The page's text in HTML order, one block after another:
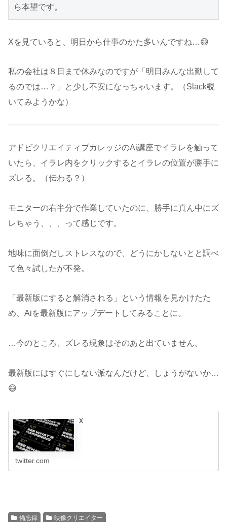
ら本望です。
Xを見ていると、明日から仕事のかた多いんですね…😅
私の会社は８日まで休みなのですが「明日みんな出勤して
るのでは…？」と少し不安になっちゃいます。（Slack覗
いてみようかな）
アドビクリエイティブカレッジのAi講座でイラレを触って
いたら、イラレ内をクリックするとイラレの位置が勝手に
ズレる。（伝わる？）
モニターの右半分で作業していたのに、勝手に真ん中にズ
レちゃう、、、って感じです。
地味に面倒だしストレスなので、どうにかしないとと調べ
て色々試したが不発。
「最新版にすると解消される」という情報を見かけたた
め、Aiを最新版にアップデートしてみることに。
…今のところ、ズレる現象はそのあと出ていません。
最新版にはすぐにしない派なんだけど、しょうがないか…
😅
X
twitter.com
備忘録 映像クリエイター